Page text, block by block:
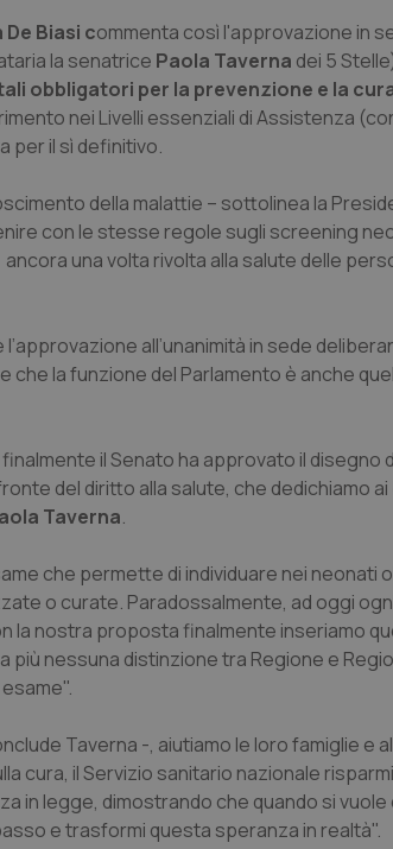
De Biasi commenta così l'approvazione in
la senatrice Paola Taverna dei 5
obbligatori per la prevenzione e la
nei Livelli essenziali di Assistenza
per il sì definitivo.
della malattie – sottolinea la
con le stesse regole sugli screening
una volta rivolta alla salute delle
all’unanimità in sede
la funzione del Parlamento è anche
il Senato ha approvato il disegno
del diritto alla salute, che dedichiamo ai
Taverna.
che permette di individuare nei neonati
o curate. Paradossalmente, ad oggi
la nostra proposta finalmente inseriamo
nessuna distinzione tra Regione e
Taverna -, aiutiamo le loro famiglie e al
cura, il Servizio sanitario nazionale
in legge, dimostrando che quando si vuole
e trasformi questa speranza in realtà".